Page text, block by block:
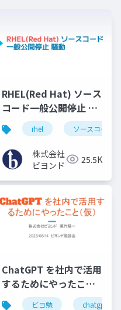
os
RHEL(Red Hat) ソース
コード一般公開停止 騒
動
rhel ソースコード
株式会社
ビヨンド
25.5K
ssl
ChatGPT を社内で活用
するためにやったこと
（仮） ビヨ勉 chatgpt